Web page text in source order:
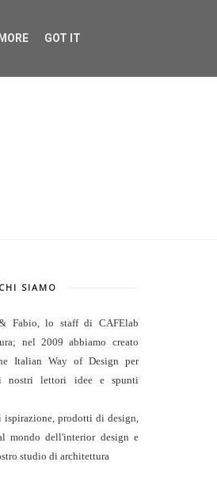
CHI SIAMO
& Fabio, lo staff di CAFElab
; nel 2009 abbiamo creato
Italian Way of Design per
nostri lettori idee e spunti
ispirazione, prodotti di design,
mondo dell'interior design e
studio di architettura
GOT IT